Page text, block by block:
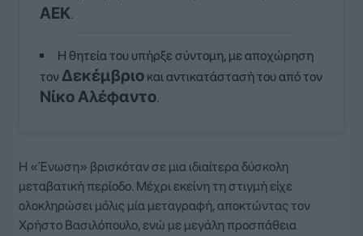
ΑΕΚ.
Η θητεία του υπήρξε σύντομη, με αποχώρηση
τονΔεκέμβριο και αντικατάστασή του από τον
Νίκο Αλέφαντο.
Η «Ένωση» βρισκόταν σε μια ιδιαίτερα δύσκολη
μεταβατική περίοδο. Μέχρι εκείνη τη στιγμή είχε
ολοκληρώσει μόλις μία μεταγραφή, αποκτώντας τον
Χρήστο Βασιλόπουλο, ενώ με μεγάλη προσπάθεια